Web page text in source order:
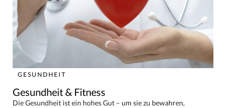
GESUNDHEIT
Gesundheit & Fitness
Die Gesundheit ist ein hohes Gut – um sie zu bewahren,